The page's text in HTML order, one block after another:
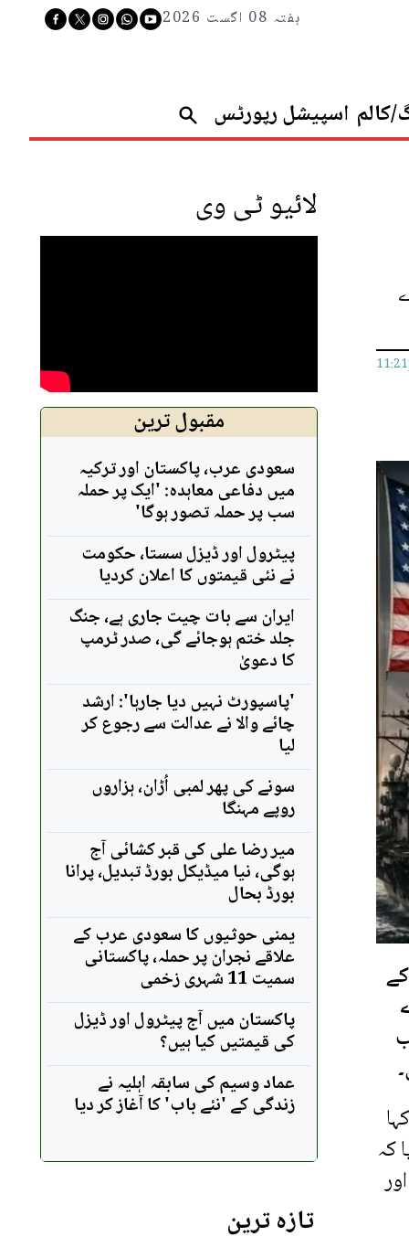
ہفتہ 08 اگست 2026
کالم اسپیشل رپورٹس
کہ
لائیو ٹی وی
مقبول ترین
سعودی عرب، پاکستان اور ترکیہ
میں دفاعی معاہدہ: 'ایک پر حملہ
سب پر حملہ تصور ہوگا'
پیٹرول اور ڈیزل سستا، حکومت
نے نئی قیمتوں کا اعلان کردیا
ایران سے بات چیت جاری ہے، جنگ
جلد ختم ہوجائے گی، صدر ٹرمپ
کا دعویٰ
'پاسپورٹ نہیں دیا جارہا': ارشد
چائے والا نے عدالت سے رجوع کر
لیا
سونے کی پھر لمبی اُڑان، ہزاروں
روپے مہنگا
میر رضا علی کی قبر کشائی آج
ہوگی، نیا میڈیکل بورڈ تبدیل، پرانا
بورڈ بحال
یمنی حوثیوں کا سعودی عرب کے
علاقے نجران پر حملہ، پاکستانی
سمیت 11 شہری زخمی
پاکستان میں آج پیٹرول اور ڈیزل
کی قیمتیں کیا ہیں؟
عماد وسیم کی سابقہ اہلیہ نے
زندگی کے 'نئے باب' کا آغاز کر دیا
تازہ ترین